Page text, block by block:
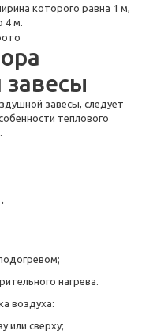
которого равна 1 м,
4 м.
завесы, следует
теплового
нагрева.
воздуха:
или сверху;